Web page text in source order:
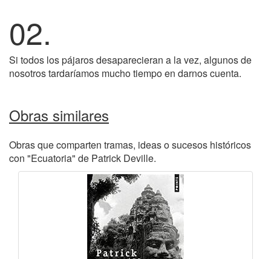
02.
Si todos los pájaros desaparecieran a la vez, algunos de
nosotros tardaríamos mucho tiempo en darnos cuenta.
Obras similares
Obras que comparten tramas, ideas o sucesos históricos
con "Ecuatoria" de Patrick Deville.